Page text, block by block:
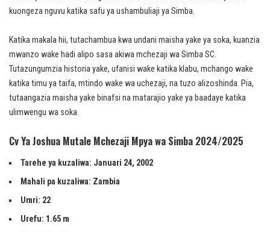
kuongeza nguvu katika safu ya ushambuliaji ya Simba.
Katika makala hii, tutachambua kwa undani maisha yake ya soka, kuanzia
mwanzo wake hadi alipo sasa akiwa mchezaji wa Simba SC.
Tutazungumzia historia yake, ufanisi wake katika klabu, mchango wake
katika timu ya taifa, mtindo wake wa uchezaji, na tuzo alizoshinda. Pia,
tutaangazia maisha yake binafsi na matarajio yake ya baadaye katika
ulimwengu wa soka.
Cv Ya Joshua Mutale Mchezaji Mpya wa Simba 2024/2025
Tarehe ya kuzaliwa: Januari 24, 2002
Mahali pa kuzaliwa: Zambia
Umri: 22
Urefu: 1.65 m